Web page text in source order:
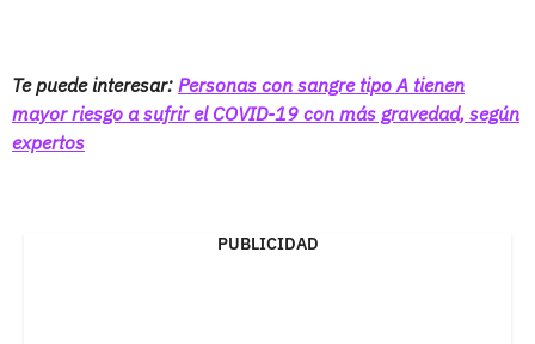
Te puede interesar: Personas con sangre tipo A tienen
mayor riesgo a sufrir el COVID-19 con más gravedad, según
expertos
PUBLICIDAD